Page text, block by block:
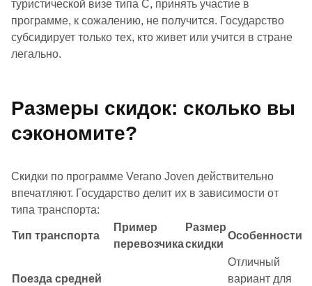
туристической визе типа C, принять участие в
программе, к сожалению, не получится. Государство
субсидирует только тех, кто живет или учится в стране
легально.
Размеры скидок: сколько вы
сэкономите?
Скидки по программе Verano Joven действительно
впечатляют. Государство делит их в зависимости от
типа транспорта:
Тип транспорта
Пример
перевозчика
Размер
скидки
Особенности
Поезда средней
Отличный
вариант для